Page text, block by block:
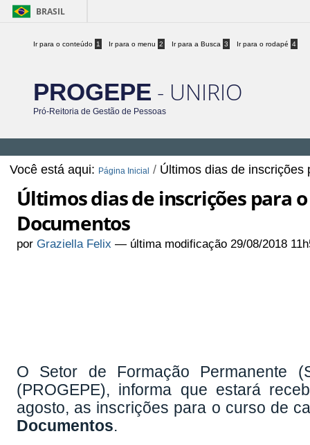
BRASIL
Ir para o conteúdo 1 Ir para o menu 2 Ir para a Busca 3 Ir para o rodapé 4
PROGEPE - UNIRIO
Pró-Reitoria de Gestão de Pessoas
Você está aqui: Página Inicial / Últimos dias de inscrições
Últimos dias de inscrições para
Documentos
porGraziella Felix — última modificação 29/08/2018
O Setor de Formação Permanente
(PROGEPE), informa que estará
agosto, as inscrições para o curso de
Documentos.